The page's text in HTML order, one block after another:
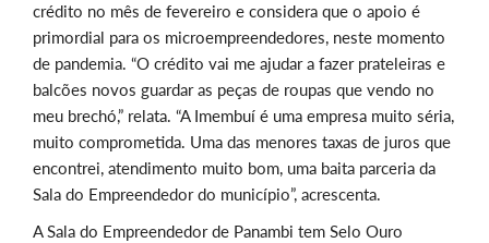
crédito no mês de fevereiro e considera que o apoio é
primordial para os microempreendedores, neste momento
de pandemia. “O crédito vai me ajudar a fazer prateleiras e
balcões novos guardar as peças de roupas que vendo no
meu brechó,” relata. “A Imembuí é uma empresa muito séria,
muito comprometida. Uma das menores taxas de juros que
encontrei, atendimento muito bom, uma baita parceria da
Sala do Empreendedor do município”, acrescenta.
A Sala do Empreendedor de Panambi tem Selo Ouro